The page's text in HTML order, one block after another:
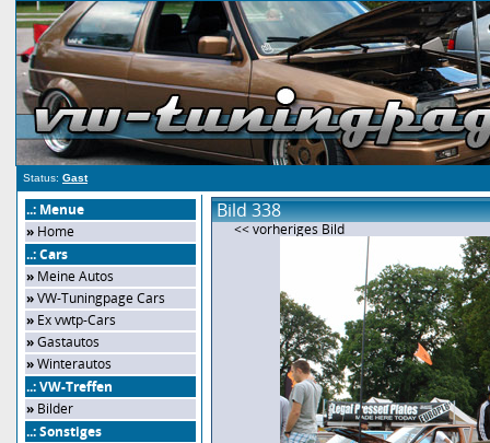
Status: Gast
..: Menue
» Home
..: Cars
» Meine Autos
»VW-Tuningpage Cars
» Ex vwtp-Cars
»Gastautos
»Winterautos
..: VW-Treffen
» Bilder
..: Sonstiges
Bild 338
<< vorheriges Bild